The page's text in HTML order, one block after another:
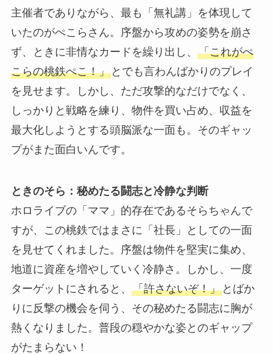
主催者でありながら、最も「無礼講」を体現して
いたのがぺこらさん。序盤から攻めの姿勢を崩さ
ず、ときに非情なカードを繰り出し、 「これがぺ
こらの桃鉄ぺこ！」とでも言わんばかりのプレイ
を見せます。しかし、ただ攻撃的なだけでなく、
しっかりと戦略を練り、物件を買い占め、収益を
最大化しようとする頭脳派な一面も。そのギャッ
プがまた面白いんです。
ときのそら：秘めたる闘志と冷静な判断
ホロライブの「ママ」的存在であるそらちゃんで
すが、この桃鉄ではまさに「社長」としての一面
を見せてくれました。序盤は物件を堅実に集め、
地道に資産を増やしていく冷静さ。しかし、一度
ターゲットにされると、 「許さないぞ！」とばか
りに反撃の機会を伺う、その秘めたる闘志に胸が
熱くなりました。普段の穏やかな姿とのギャップ
がたまらない！